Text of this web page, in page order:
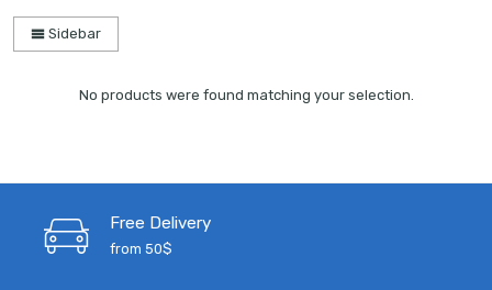
Sidebar
No products were found matching your selection.
Free Delivery
from 50$